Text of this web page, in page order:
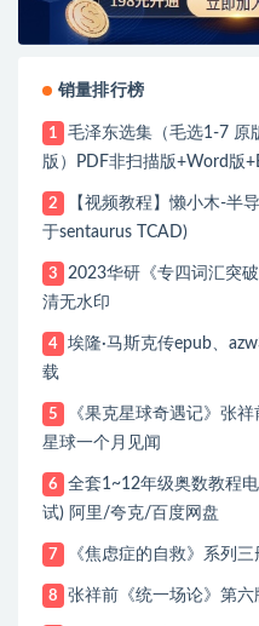
销量排行榜
1
毛泽东选集（毛选1-7 原
版）PDF非扫描版+Word版
2
【视频教程】懒小木-半
于sentaurus TCAD)
3
2023华研《专四词汇突
清无水印
4
埃隆·马斯克传epub、
载
5
《果克星球奇遇记》张
星球一个月见闻
6
全套1~12年级奥数教程
试) 阿里/夸克/百度网盘
7 《焦虑症的自救》系列
8 张祥前《统一场论》第